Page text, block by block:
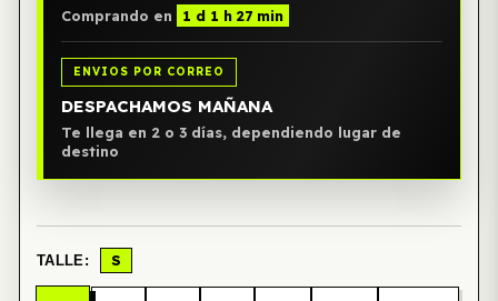
Comprando en
1 d 1 h 27 min
ENVIOS POR CORREO
DESPACHAMOS MAÑANA
Te llega en 2 o 3 días, dependiendo lugar de
destino
TALLE: S